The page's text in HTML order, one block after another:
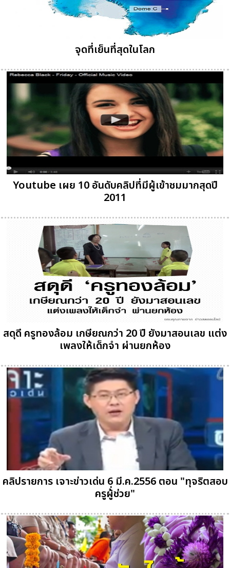
จุดที่เย็นที่สุดในโลก
Youtube เผย 10 อันดับคลิปที่มีผู้เข้าชมมากสุดปี
2011
สดุดี ครูทองล้อม เกษียณกว่า 20 ปี ยังมาสอนเลข แต่ง
เพลงให้เด็กจำ ผ่านยกห้อง
คลิปรายการ เจาะข่าวเด่น 6 มี.ค.2556 ตอน "ทุจริตสอบ
ครูผู้่ช่วย"